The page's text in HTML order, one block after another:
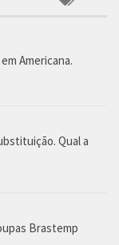
Americana.
Qual a
Brastemp